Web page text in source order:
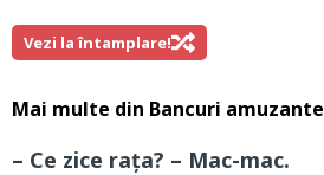
Vezi la întamplare!
Mai multe din Bancuri amuzante
– Ce zice rața? – Mac-mac.